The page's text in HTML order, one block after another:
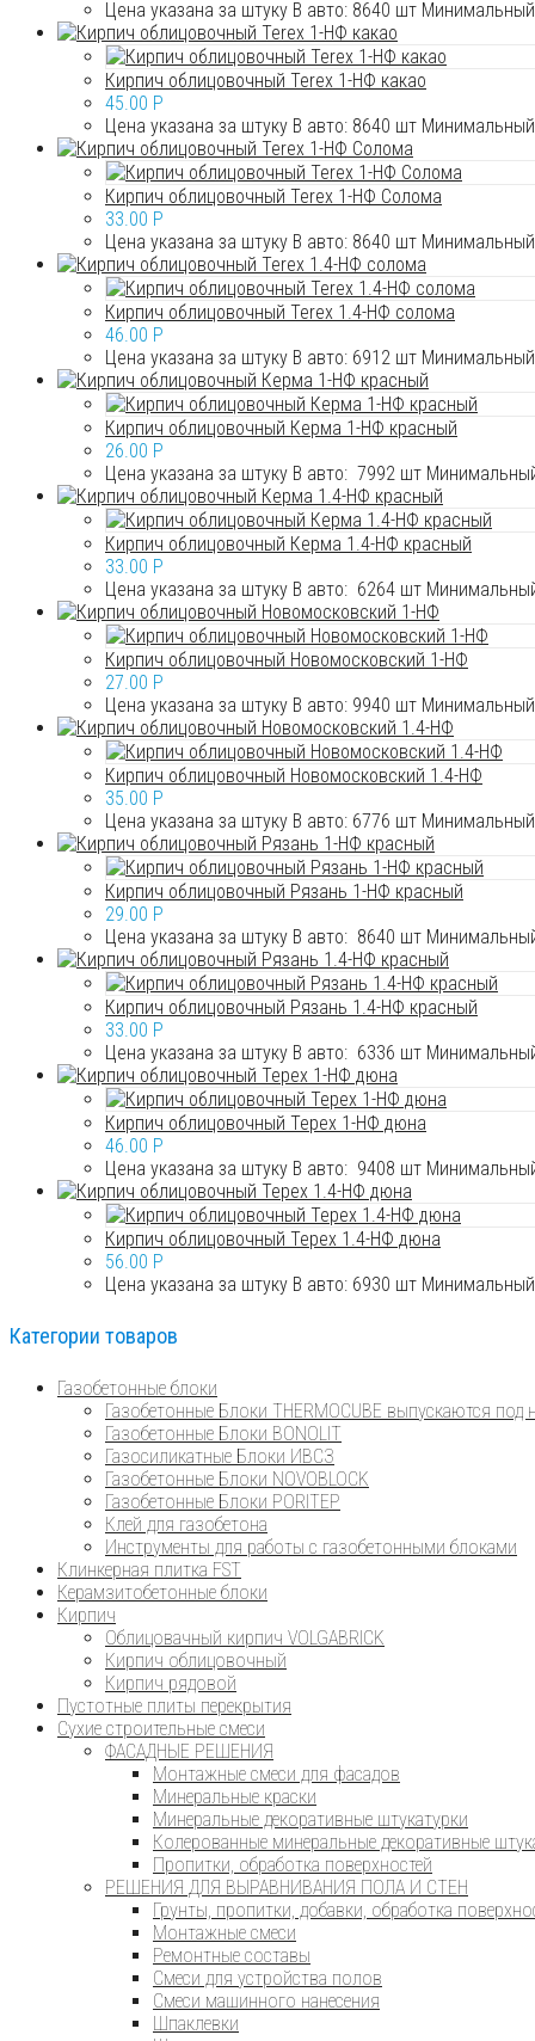
Цена указана за штуку В авто: 8640 шт
Кирпич облицовочный Terex 1-НФ какао
45.00 P
Цена указана за штуку В авто: 8640 шт
Кирпич облицовочный Terex 1-НФ Солома
33.00 P
Цена указана за штуку В авто: 8640 шт
Кирпич облицовочный Terex 1.4-НФ солома
46.00 P
Цена указана за штуку В авто: 6912 шт
Кирпич облицовочный Керма 1-НФ красный
26.00 P
Цена указана за штуку В авто: 7992 шт
Кирпич облицовочный Керма 1.4-НФ красный
33.00 P
Цена указана за штуку В авто: 6264 шт
Кирпич облицовочный Новомосковский 1-НФ
27.00 P
Цена указана за штуку В авто: 9940 шт
Кирпич облицовочный Новомосковский 1.4-НФ
35.00 P
Цена указана за штуку В авто: 6776 шт
Кирпич облицовочный Рязань 1-НФ красный
29.00 P
Цена указана за штуку В авто: 8640 шт
Кирпич облицовочный Рязань 1.4-НФ красный
33.00 P
Цена указана за штуку В авто: 6336 шт
Кирпич облицовочный Терех 1-НФ дюна
46.00 P
Цена указана за штуку В авто: 9408 шт
Кирпич облицовочный Терех 1.4-НФ дюна
56.00 P
Цена указана за штуку В авто: 6930 шт
Категории товаров
Газобетонные блоки
Газобетонные Блоки THERMOCUBE выпускаются под
Газобетонные Блоки BONOLIT
Газосиликатные Блоки ИВСЗ
Газобетонные Блоки NOVOBLOCK
Газобетонные Блоки PORITEP
Клей для газобетона
Инструменты для работы с газобетонными блоками
Клинкерная плитка FST
Керамзитобетонные блоки
Кирпич
Облицовачный кирпич VOLGABRICK
Кирпич облицовочный
Кирпич рядовой
Пустотные плиты перекрытия
Сухие строительные смеси
ФАСАДНЫЕ РЕШЕНИЯ
Монтажные смеси для фасадов
Минеральные краски
Минеральные декоративные штукатурки
Колерованные минеральные декоративные
Пропитки, обработка поверхностей
РЕШЕНИЯ ДЛЯ ВЫРАВНИВАНИЯ ПОЛА И СТЕН
Грунты, пропитки, добавки, обработка
Монтажные смеси
Ремонтные составы
Смеси для устройства полов
Смеси машинного нанесения
Шпаклевки